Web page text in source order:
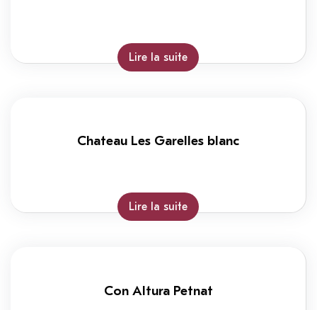
Lire la suite
Chateau Les Garelles blanc
Lire la suite
Con Altura Petnat